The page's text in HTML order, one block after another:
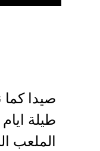
طيلة
الملعب